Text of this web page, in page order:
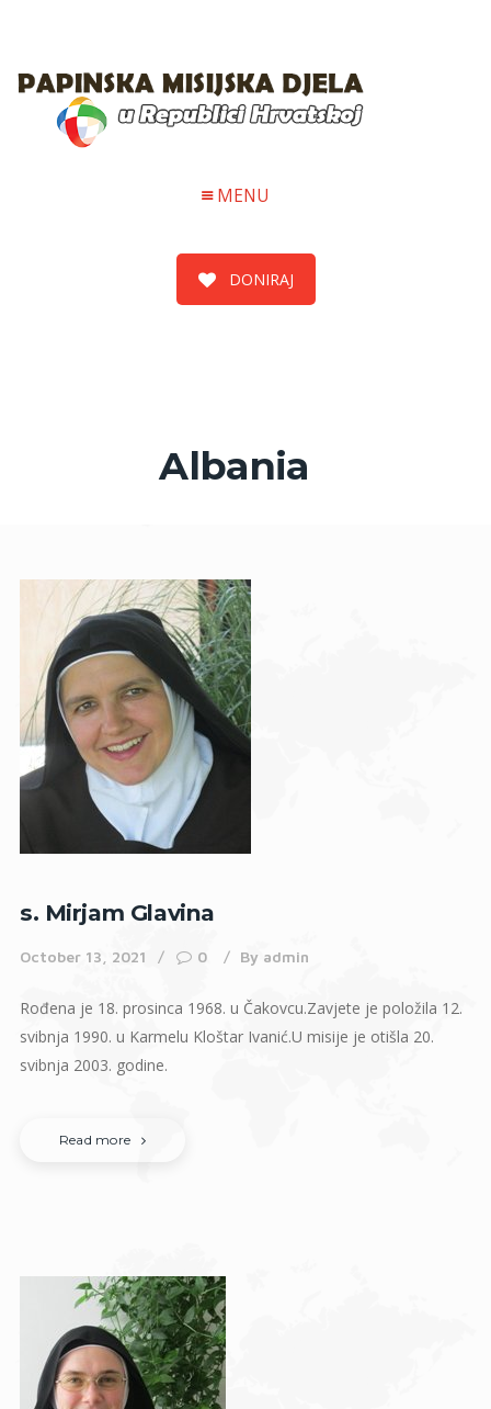
MENU
DONIRAJ
Albania
s. Mirjam Glavina
October 13, 2021 0 By admin
Rođena je 18. prosinca 1968. u Čakovcu.Zavjete je položila 12.
svibnja 1990. u Karmelu Kloštar Ivanić.U misije je otišla 20.
svibnja 2003. godine.
Read more